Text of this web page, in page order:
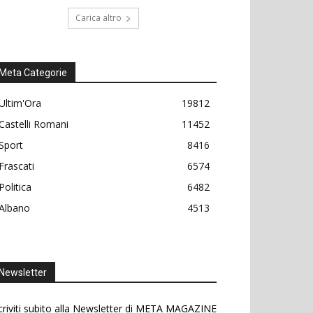
Carica altro
Categorie
19812
Romani
11452
8416
6574
6482
4513
subito alla Newsletter di META MAGAZINE